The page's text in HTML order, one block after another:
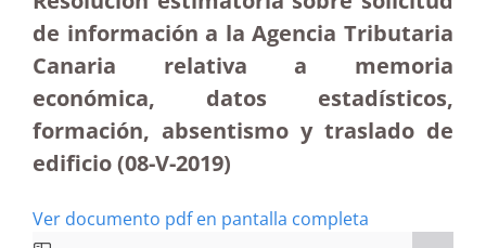
de información a la Agencia Tributaria
Canaria relativa a memoria
económica, datos estadísticos,
formación, absentismo y traslado de
edificio (08-V-2019)
Ver documento pdf en pantalla completa